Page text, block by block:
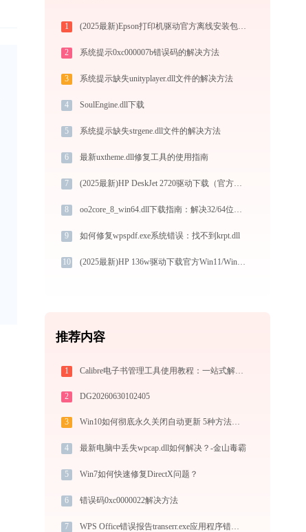
1 (2025最新)Epson打印机驱动官方离线安装包下载（Win10/Win11）
2 系统提示0xc000007b错误码的解决方法
3 系统提示缺失unityplayer.dll文件的解决方法
4 SoulEngine.dll下载
5 系统提示缺失strgene.dll文件的解决方法
6 最新uxtheme.dll修复工具的使用指南
7 (2025最新)HP DeskJet 2720驱动下载（官方Win10/Win11）
8 oo2core_8_win64.dll下载指南：解决32/64位系统DLL缺失问题 | 官方免费版
9 如何修复wpspdf.exe系统错误：找不到krpt.dll
10 (2025最新)HP 136w驱动下载官方Win11/Win10安装指南
推荐内容
1 Calibre电子书管理工具使用教程：一站式解决电子书格式转换、元数据管理与设备同步
2 DG20260630102405
3 Win10如何彻底永久关闭自动更新 5种方法教你永久关闭win10自动更新
4 最新电脑中丢失wpcap.dll如何解决？-金山毒霸
5 Win7如何快速修复DirectX问题？
6 错误码0xc0000022解决方法
7 WPS Office错误报告transerr.exe应用程序错误0xc000000d解决方法